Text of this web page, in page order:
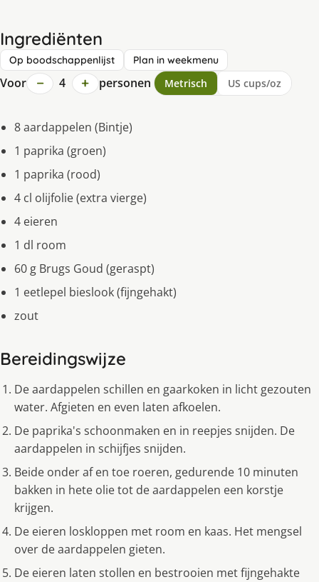
Ingrediënten
Op boodschappenlijst Plan in weekmenu
Voor − 4 + personen Metrisch US cups/oz
8 aardappelen (Bintje)
1 paprika (groen)
1 paprika (rood)
4 cl olijfolie (extra vierge)
4 eieren
1 dl room
60 g Brugs Goud (geraspt)
1 eetlepel bieslook (fijngehakt)
zout
Bereidingswijze
De aardappelen schillen en gaarkoken in licht gezouten
water. Afgieten en even laten afkoelen.
De paprika's schoonmaken en in reepjes snijden. De
aardappelen in schijfjes snijden.
Beide onder af en toe roeren, gedurende 10 minuten
bakken in hete olie tot de aardappelen een korstje
krijgen.
De eieren loskloppen met room en kaas. Het mengsel
over de aardappelen gieten.
De eieren laten stollen en bestrooien met fijngehakte